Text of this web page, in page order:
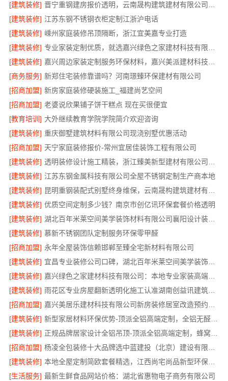
[建筑装修]
[建筑装修] 江苏东钢不锈钢衣柜定制江浙沪电话
[建筑装修] 嵊州家庭装修吊顶隔断，浙江宜美嘉专业打造
[建筑装修]
[建筑装修]
[商务服务] 新郑住宅装修靠谱吗？河南璟臻环保建材有限公司
[招商加盟] 新房家庭装修硬装施工_福建尚艺空间
[招商加盟] 老婆说欣果铺子饼干糕点 现在买很便宜
[教育培训] 大外继续教育学院学院简介欢迎咨询
[建筑装修] 重庆御墅建筑材料有限公司现浇别墅优惠活动
[招商加盟] 天宁家庭装修报价-常州宜居佳装饰工程有限公司
[建筑装修]
[建筑装修] 江苏东钢金属科技有限公司全屋不锈钢定制生产商本地
[建筑装修]
[建筑装修] 优质空间定制多少钱？南京市创亿讯环保套餐价格透明
[建筑装修]
湖北百年米莱空间美学装饰材料有限公司襄阳设计装修轻奢风案例
[建筑装修] 慕新不锈钢团队定制服务环保零甲醛
[招商加盟] 永年全屋装饰信赖邯郸至臻全宅新材料有限公司
[建筑装修]
宜昌专业装修公司口碑，湖北百年米莱空间美学装饰材料有限公司
[建筑装修]
嘉兴绿色之家建材科技有限公司：本地专业家装高端服务
[建筑装修]
雨花区专业房屋翻新透明化施工认准湖南创益讯建筑有限公司
[招商加盟]
[建筑装修]
新型家居材料环保优势-顶派全铝高端定制，全铝无醛即装即住
[建筑装修]
[招商加盟]
[建筑装修]
本地全屋定制简欧套餐精选，江西尚宅尚品新型环保材料有限公司
[生活服务] 最新生鲜食品网站价格：湖北省惠物电子商务有限公司